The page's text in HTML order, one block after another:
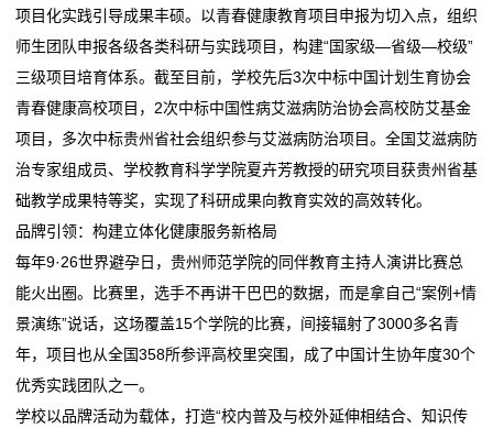
项目化实践引导成果丰硕。以青春健康教育项目申报为切入点，组织
师生团队申报各级各类科研与实践项目，构建“国家级—省级—校级”
三级项目培育体系。截至目前，学校先后3次中标中国计划生育协会
青春健康高校项目，2次中标中国性病艾滋病防治协会高校防艾基金
项目，多次中标贵州省社会组织参与艾滋病防治项目。全国艾滋病防
治专家组成员、学校教育科学学院夏卉芳教授的研究项目获贵州省基
础教学成果特等奖，实现了科研成果向教育实效的高效转化。
品牌引领：构建立体化健康服务新格局
每年9·26世界避孕日，贵州师范学院的同伴教育主持人演讲比赛总
能火出圈。比赛里，选手不再讲干巴巴的数据，而是拿自己“案例+情
景演练”说话，这场覆盖15个学院的比赛，间接辐射了3000多名青
年，项目也从全国358所参评高校里突围，成了中国计生协年度30个
优秀实践团队之一。
学校以品牌活动为载体，打造“校内普及与校外延伸相结合、知识传